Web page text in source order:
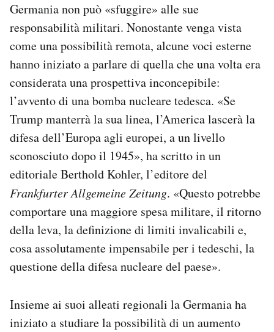
Germania non può «sfuggire» alle sue
responsabilità militari. Nonostante venga vista
come una possibilità remota, alcune voci esterne
hanno iniziato a parlare di quella che una volta era
considerata una prospettiva inconcepibile:
l’avvento di una bomba nucleare tedesca. «Se
Trump manterrà la sua linea, l’America lascerà la
difesa dell’Europa agli europei, a un livello
sconosciuto dopo il 1945», ha scritto in un
editoriale Berthold Kohler, l’editore del
Frankfurter Allgemeine Zeitung. «Questo potrebbe
comportare una maggiore spesa militare, il ritorno
della leva, la definizione di limiti invalicabili e,
cosa assolutamente impensabile per i tedeschi, la
questione della difesa nucleare del paese».
Insieme ai suoi alleati regionali la Germania ha
iniziato a studiare la possibilità di un aumento